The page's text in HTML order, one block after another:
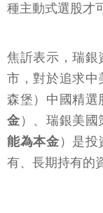
種主動式選股才
焦訢表示，瑞銀
市，對於追求中
森堡）中國精選
金 ）、瑞銀美國
能為本金 ）是
有、長期持有的